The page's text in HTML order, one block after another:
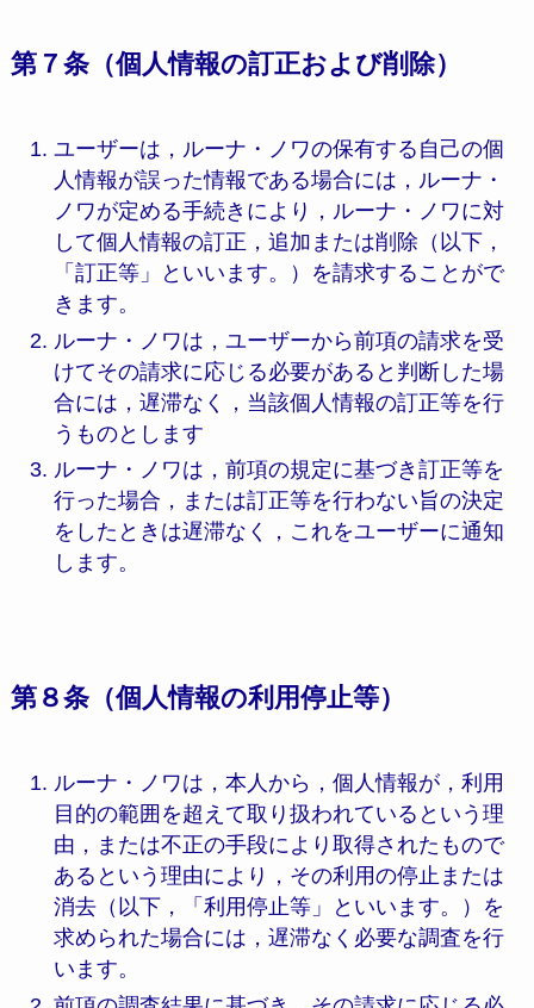
第７条（個人情報の訂正および削除）
ユーザーは，ルーナ・ノワの保有する自己の個
人情報が誤った情報である場合には，ルーナ・
ノワが定める手続きにより，ルーナ・ノワに対
して個人情報の訂正，追加または削除（以下，
「訂正等」といいます。）を請求することがで
きます。
ルーナ・ノワは，ユーザーから前項の請求を受
けてその請求に応じる必要があると判断した場
合には，遅滞なく，当該個人情報の訂正等を行
うものとします
ルーナ・ノワは，前項の規定に基づき訂正等を
行った場合，または訂正等を行わない旨の決定
をしたときは遅滞なく，これをユーザーに通知
します。
第８条（個人情報の利用停止等）
ルーナ・ノワは，本人から，個人情報が，利用
目的の範囲を超えて取り扱われているという理
由，または不正の手段により取得されたもので
あるという理由により，その利用の停止または
消去（以下，「利用停止等」といいます。）を
求められた場合には，遅滞なく必要な調査を行
います。